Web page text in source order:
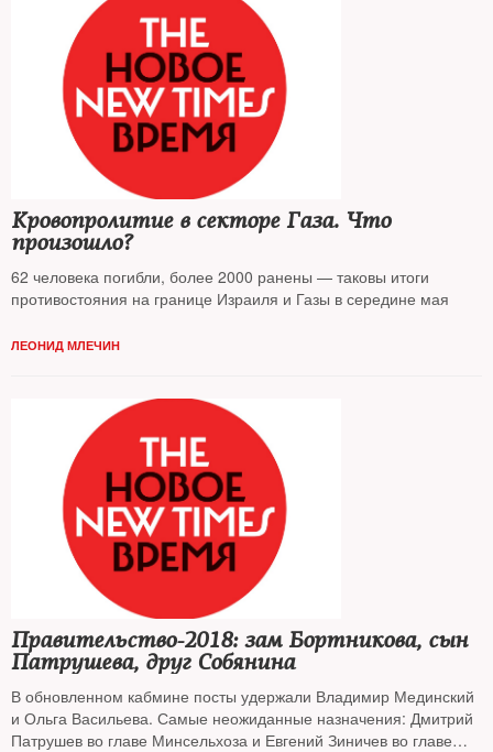
Кровопролитие в секторе Газа. Что
произошло?
62 человека погибли, более 2000 ранены — таковы итоги
противостояния на границе Израиля и Газы в середине мая
ЛЕОНИД МЛЕЧИН
Правительство-2018: зам Бортникова, сын
Патрушева, друг Собянина
В обновленном кабмине посты удержали Владимир Мединский
и Ольга Васильева. Самые неожиданные назначения: Дмитрий
Патрушев во главе Минсельхоза и Евгений Зиничев во главе